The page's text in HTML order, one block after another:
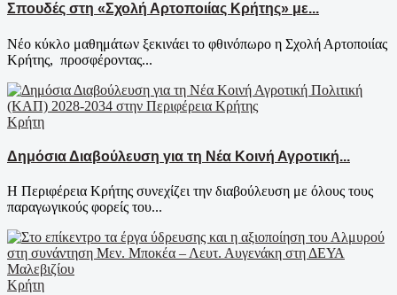
Σπουδές στη «Σχολή Αρτοποιίας Κρήτης» με...
Νέο κύκλο μαθημάτων ξεκινάει το φθινόπωρο η Σχολή Αρτοποιίας
Κρήτης, προσφέροντας...
Κρήτη
Δημόσια Διαβούλευση για τη Νέα Κοινή Αγροτική...
Η Περιφέρεια Κρήτης συνεχίζει την διαβούλευση με όλους τους
παραγωγικούς φορείς του...
Κρήτη